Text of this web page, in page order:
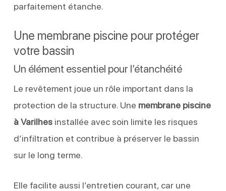
parfaitement étanche.
Une membrane piscine pour protéger
votre bassin
Un élément essentiel pour l’étanchéité
Le revêtement joue un rôle important dans la
protection de la structure. Une membrane piscine
à Varilhesinstallée avec soin limite les risques
d’infiltration et contribue à préserver le bassin
sur le long terme.
Elle facilite aussi l’entretien courant, car une